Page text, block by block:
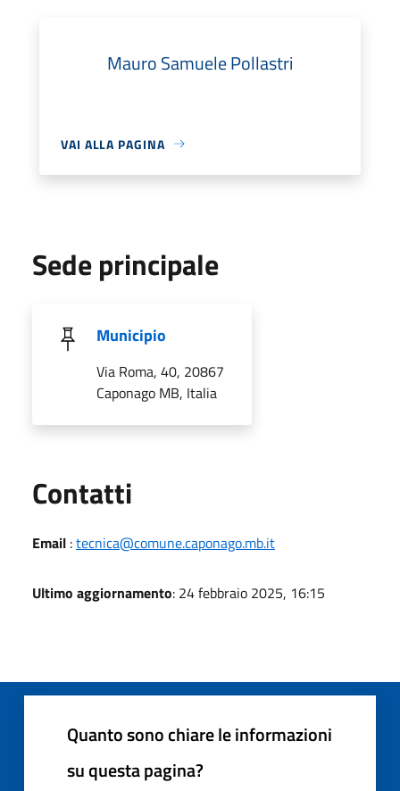
Mauro Samuele Pollastri
VAI ALLA PAGINA
Sede principale
Municipio
Via Roma, 40, 20867
Caponago MB, Italia
Contatti
Email :tecnica@comune.caponago.mb.it
Ultimo aggiornamento: 24 febbraio 2025, 16:15
Quanto sono chiare le informazioni
su questa pagina?